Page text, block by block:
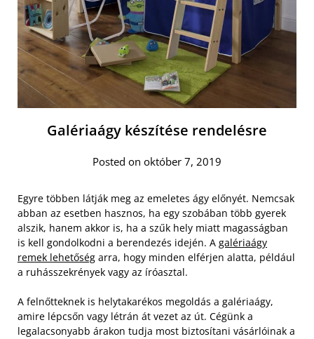
Galériaágy készítése rendelésre
Posted on október 7, 2019
Egyre többen látják meg az emeletes ágy előnyét. Nemcsak
abban az esetben hasznos, ha egy szobában több gyerek
alszik, hanem akkor is, ha a szűk hely miatt magasságban
is kell gondolkodni a berendezés idején. A galériaágy
remek lehetőség arra, hogy minden elférjen alatta, például
a ruhásszekrények vagy az íróasztal.
A felnőtteknek is helytakarékos megoldás a galériaágy,
amire lépcsőn vagy létrán át vezet az út. Cégünk a
legalacsonyabb árakon tudja most biztosítani vásárlóinak a